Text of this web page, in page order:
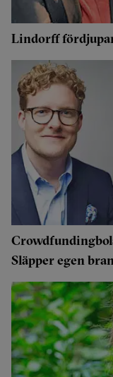
Lindorff
Släpper egen